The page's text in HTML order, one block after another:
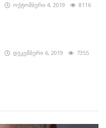
ოქტომბერი 4, 2019 8116
დეკემბერი 6, 2019 7355